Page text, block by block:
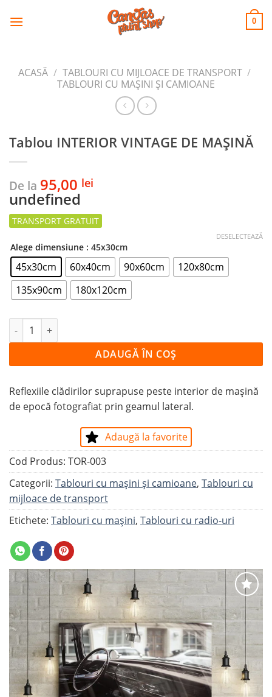
CANVAS
PRINT SHOP 0
ACASĂ / TABLOURI CU MIJLOACE DE TRANSPORT /
TABLOURI CU MAŞINI ŞI CAMIOANE
Adaugă
favorite
Tablou INTERIOR VINTAGE DE MAȘINĂ
De la 95,00 lei
undefined
Alege dimensiune : 45x30cm
45x30cm 60x40cm 90x60cm
120x80cm
135x90cm
180x120cm
DESELECTEAZĂ
Cantitate Tablou INTERIOR VINTAGE DE MAȘINĂ
ADAUGĂ ÎN COȘ
Reflexiile clădirilor suprapuse peste interior de mașină
de epocă fotografiat prin geamul lateral.
Adaugă la favorite
Cod Produs: TOR-003
Categorii: Tablouri cu maşini şi camioane, Tablouri cu
mijloace de transport
Etichete: Tablouri cu mașini, Tablouri cu radio-uri